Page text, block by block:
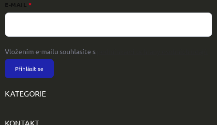
E-MAIL
Vložením e-mailu souhlasíte s
Přihlásit se
KATEGORIE
KONTAKT